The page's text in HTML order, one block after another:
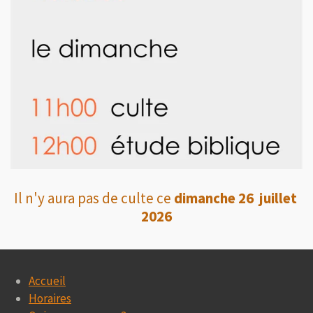
Il n'y aura pas de culte ce dimanche 26 juillet
2026
Accueil
Horaires